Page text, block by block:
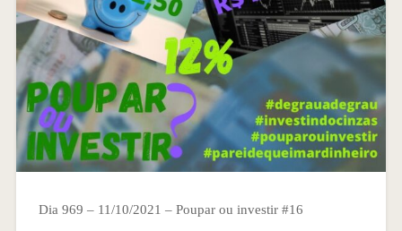
Dia 969 – 11/10/2021 – Poupar ou investir #16